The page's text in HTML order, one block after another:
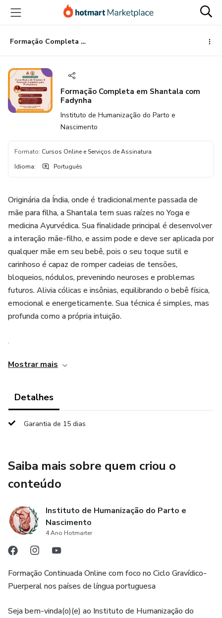
para
conteúdo
principal
para
pagamento
para
rodapé
Formação Completa em Shantala com Fadynha
Formação Completa em Shantala com
Fadynha
Instituto de Humanização do Parto e
Nascimento
Formato: Cursos Online e Serviços de Assinatura
Idioma: Português
Originária da Índia, onde é tradicionalmente passada de
mãe para filha, a Shantala tem suas raízes no Yoga e
medicina Ayurvédica. Sua finalidade principal é desenvolver
a interação mãe-filho, e assim pode e deve ser aplicada por
qualquer mãe em seu bebê, pois o seu toque sutil e
carinhoso é capaz de romper cadeias de tensões,
bloqueios, nódulos, prevenindo neuroses e problemas
futuros. Alivia cólicas e insônias, equilibrando o bebê física,
emocional e energeticamente. Sua técnica é simples, mas
profunda como a própria intuição.
.
A técnica foi trazida para o ocidente pelo médico francês
Fadynha em 1978. Maria de Lourdes, já conhecida como
Fadynha e é a grande responsável pela difusão da Shantala
a respeito dessa técnica milenar. Por desconhecimento,
muitas pessoas tratam, ensinam e difundem a Shantala
Mostrar mais
Detalhes
Garantia de 15 dias
Saiba mais sobre quem criou o
conteúdo
Instituto de Humanização do Parto e
Nascimento
4 Ano Hotmarter
Formação Continuada Online com foco no Ciclo Gravídico-
Puerperal nos países de língua portuguesa
Seja bem-vinda(o)(e) ao Instituto de Humanização do